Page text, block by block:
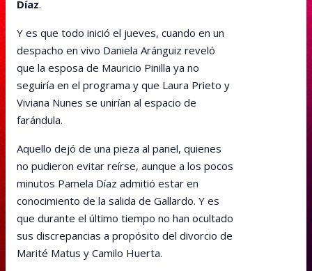
Díaz.
Y es que todo inició el jueves, cuando en un
despacho en vivo Daniela Aránguiz reveló
que la esposa de Mauricio Pinilla ya no
seguiría en el programa y que Laura Prieto y
Viviana Nunes se unirían al espacio de
farándula.
Aquello dejó de una pieza al panel, quienes
no pudieron evitar reírse, aunque a los pocos
minutos Pamela Díaz admitió estar en
conocimiento de la salida de Gallardo. Y es
que durante el último tiempo no han ocultado
sus discrepancias a propósito del divorcio de
Marité Matus y Camilo Huerta.